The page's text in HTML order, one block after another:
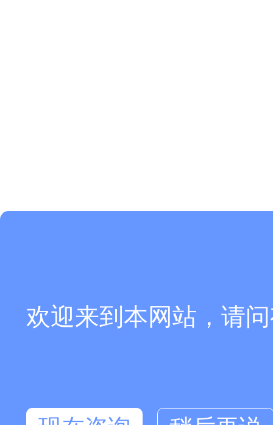
欢迎来到本网站，请